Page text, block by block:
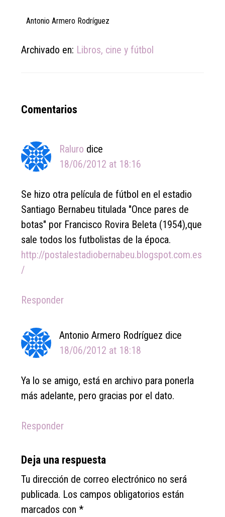
Antonio Armero Rodríguez
Archivado en: Libros, cine y fútbol
Reader
Comentarios
Raluro dice
18/06/2012 at 18:16
Se hizo otra película de fútbol en el estadio
Santiago Bernabeu titulada "Once pares de
botas" por Francisco Rovira Beleta (1954),que
sale todos los futbolistas de la época.
http://postalestadiobernabeu.blogspot.com.es
/
Responder
Antonio Armero Rodríguez dice
18/06/2012 at 18:18
Ya lo se amigo, está en archivo para ponerla
más adelante, pero gracias por el dato.
Responder
Deja una respuesta
Tu dirección de correo electrónico no será
publicada. Los campos obligatorios están
marcados con*